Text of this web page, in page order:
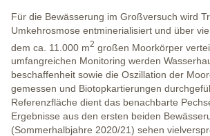
Für die Bewässerung im Großversuch wird
Umkehrosmose entminerialisiert und über
dem ca. 11.000 m2 großen Moorkörper
umfangreichen Monitoring werden
beschaffenheit sowie die Oszillation der
gemessen und Biotopkartierungen
Referenzfläche dient das benachbarte
Ergebnisse aus den ersten beiden
(Sommerhalbjahre 2020/21) sehen